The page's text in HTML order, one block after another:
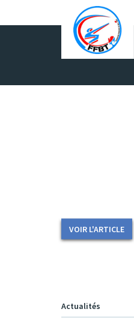
Panneau de gestion des cookies
VOIR L'ARTICLE
Actualités